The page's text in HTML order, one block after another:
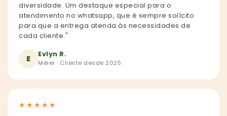
diversidade. Um destaque especial para o
atendimento no whatsapp, que é sempre solícito
para que a entrega atenda às necessidades de
cada cliente."
E Evlyn R.
Méier · Cliente desde 2025
★ ★ ★ ★ ★